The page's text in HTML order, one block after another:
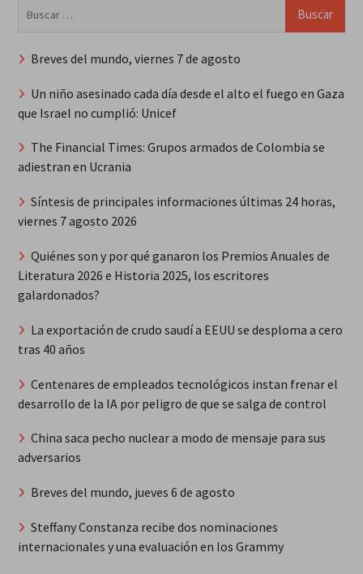
Breves del mundo, viernes 7 de agosto
Un niño asesinado cada día desde el alto el fuego en Gaza
que Israel no cumplió: Unicef
The Financial Times: Grupos armados de Colombia se
adiestran en Ucrania
Síntesis de principales informaciones últimas 24 horas,
viernes 7 agosto 2026
Quiénes son y por qué ganaron los Premios Anuales de
Literatura 2026 e Historia 2025, los escritores
galardonados?
La exportación de crudo saudí a EEUU se desploma a cero
tras 40 años
Centenares de empleados tecnológicos instan frenar el
desarrollo de la IA por peligro de que se salga de control
China saca pecho nuclear a modo de mensaje para sus
adversarios
Breves del mundo, jueves 6 de agosto
Steffany Constanza recibe dos nominaciones
internacionales y una evaluación en los Grammy